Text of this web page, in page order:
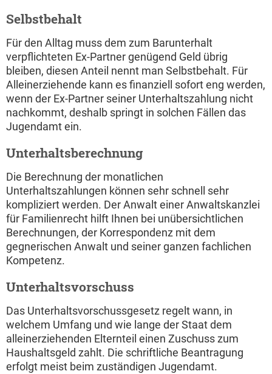
Selbstbehalt
Für den Alltag muss dem zum Barunterhalt
verpflichteten Ex-Partner genügend Geld übrig
bleiben, diesen Anteil nennt man Selbstbehalt. Für
Alleinerziehende kann es finanziell sofort eng werden,
wenn der Ex-Partner seiner Unterhaltszahlung nicht
nachkommt, deshalb springt in solchen Fällen das
Jugendamt ein.
Unterhaltsberechnung
Die Berechnung der monatlichen
Unterhaltszahlungen können sehr schnell sehr
kompliziert werden. Der Anwalt einer Anwaltskanzlei
für Familienrecht hilft Ihnen bei unübersichtlichen
Berechnungen, der Korrespondenz mit dem
gegnerischen Anwalt und seiner ganzen fachlichen
Kompetenz.
Unterhaltsvorschuss
Das Unterhaltsvorschussgesetz regelt wann, in
welchem Umfang und wie lange der Staat dem
alleinerziehenden Elternteil einen Zuschuss zum
Haushaltsgeld zahlt. Die schriftliche Beantragung
erfolgt meist beim zuständigen Jugendamt.